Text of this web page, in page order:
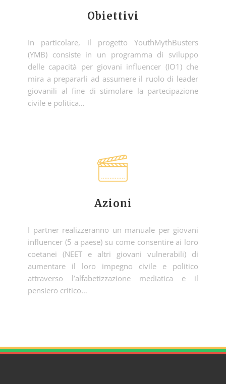
Obiettivi
In particolare, il progetto YouthMythBusters
(YMB) consiste in un programma di sviluppo
delle capacità per giovani influencer (IO1) che
mira a prepararli ad assumere il ruolo di leader
giovanili al fine di stimolare la partecipazione
civile e politica…
Azioni
I partner realizzeranno un manuale per giovani
influencer (5 a paese) su come consentire ai loro
coetanei (NEET e altri giovani vulnerabili) di
aumentare il loro impegno civile e politico
attraverso l’alfabetizzazione mediatica e il
pensiero critico…